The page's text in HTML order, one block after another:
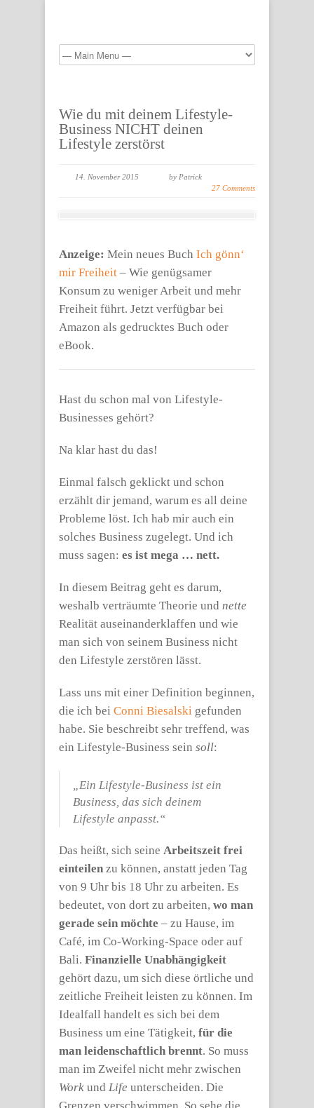
Wie du mit deinem Lifestyle-
Business NICHT deinen
Lifestyle zerstörst
14. November 2015
by Patrick
27 Comments
Anzeige: Mein neues Buch Ich gönn‘
mir Freiheit – Wie genügsamer
Konsum zu weniger Arbeit und mehr
Freiheit führt. Jetzt verfügbar bei
Amazon als gedrucktes Buch oder
eBook.
Hast du schon mal von Lifestyle-
Businesses gehört?
Na klar hast du das!
Einmal falsch geklickt und schon
erzählt dir jemand, warum es all deine
Probleme löst. Ich hab mir auch ein
solches Business zugelegt. Und ich
muss sagen: es ist mega … nett.
In diesem Beitrag geht es darum,
weshalb verträumte Theorie und nette
Realität auseinanderklaffen und wie
man sich von seinem Business nicht
den Lifestyle zerstören lässt.
Lass uns mit einer Definition beginnen,
die ich bei Conni Biesalski gefunden
habe. Sie beschreibt sehr treffend, was
ein Lifestyle-Business sein soll:
„Ein Lifestyle-Business ist ein
Business, das sich deinem
Lifestyle anpasst.“
Das heißt, sich seine Arbeitszeit frei
einteilen zu können, anstatt jeden Tag
von 9 Uhr bis 18 Uhr zu arbeiten. Es
bedeutet, von dort zu arbeiten, wo man
gerade sein möchte – zu Hause, im
Café, im Co-Working-Space oder auf
Bali. Finanzielle Unabhängigkeit
gehört dazu, um sich diese örtliche und
zeitliche Freiheit leisten zu können. Im
Idealfall handelt es sich bei dem
Business um eine Tätigkeit, für die
man leidenschaftlich brennt. So muss
man im Zweifel nicht mehr zwischen
Work und Life unterscheiden. Die